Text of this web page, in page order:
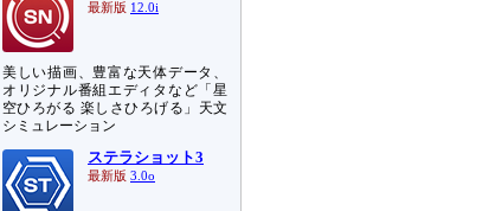
最新版 12.0i
美しい描画、豊富な天体データ、
オリジナル番組エディタなど「星
空ひろがる 楽しさひろげる」天文
シミュレーション
ステラショット3
最新版 3.0o